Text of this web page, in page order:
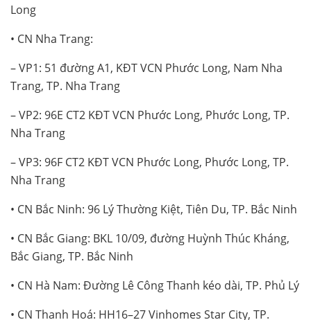
Long
• CN Nha Trang:
– VP1: 51 đường A1, KĐT VCN Phước Long, Nam Nha
Trang, TP. Nha Trang
– VP2: 96E CT2 KĐT VCN Phước Long, Phước Long, TP.
Nha Trang
– VP3: 96F CT2 KĐT VCN Phước Long, Phước Long, TP.
Nha Trang
• CN Bắc Ninh: 96 Lý Thường Kiệt, Tiên Du, TP. Bắc Ninh
• CN Bắc Giang: BKL 10/09, đường Huỳnh Thúc Kháng,
Bắc Giang, TP. Bắc Ninh
• CN Hà Nam: Đường Lê Công Thanh kéo dài, TP. Phủ Lý
• CN Thanh Hoá: HH16–27 Vinhomes Star City, TP.